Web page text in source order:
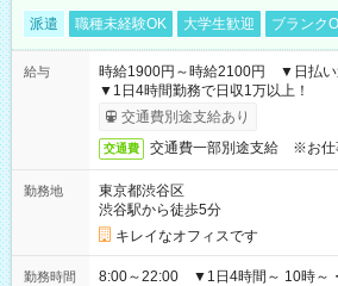
派遣 職種未経験OK 大学生歓迎 ブランク
給与
時給1900円～時給2100円 ▼日払
▼1日4時間勤務で日収1万以上！
交通費別途支給あり
交通費 交通費一部別途支給 ※お仕
勤務地
東京都渋谷区
渋谷駅から徒歩5分
キレイなオフィスです
勤務時間
8:00～22:00 ▼1日4時間～ 10時～